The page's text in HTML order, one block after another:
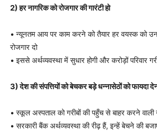
2) हर नागरिक को रोजगार की गारंटी हो
• न्यूनतम आय पर काम करने को तैयार हर वयस्क को
रोजगार दो
• इससे अर्थव्यवस्था में सुधार होगी और करोड़ों परिवार
3) देश की संपत्तियों को बेचकर बड़े धन्नासेठों को फायदा
• स्कूल अस्पताल को गरीबों की पहुँच से बाहर करने वाली
• सरकारी बैंक अर्थव्यवस्था की रीढ़ हैं, इन्हें बेचने की बजाए